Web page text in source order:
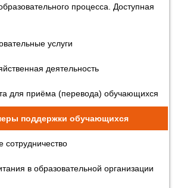
процесса. Доступная
услуги
деятельность
для приёма (перевода) обучающихся
поддержки обучающихся
в образовательной организации